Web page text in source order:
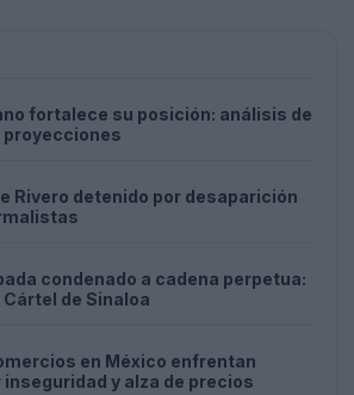
fortalece su posición: análisis de
proyecciones
Rivero detenido por desaparición
condenado a cadena perpetua:
Cártel de Sinaloa
en México enfrentan
y alza de precios